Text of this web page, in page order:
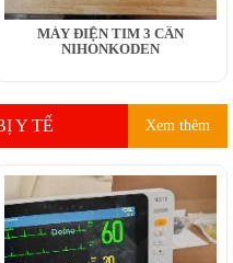
MÁY ĐIỆN TIM 3 CẦN
NIHONKODEN
Y TẾ Xem thêm